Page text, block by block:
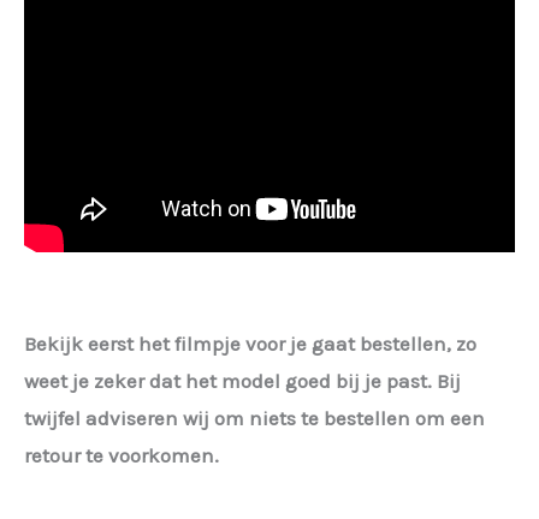
Bekijk eerst het filmpje voor je gaat bestellen, zo
weet je zeker dat het model goed bij je past. Bij
twijfel adviseren wij om niets te bestellen om een
retour te voorkomen.